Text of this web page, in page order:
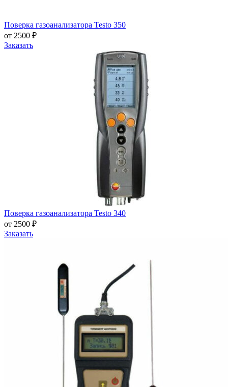
Поверка газоанализатора Testo 350
от 2500 ₽
Заказать
Поверка газоанализатора Testo 340
от 2500 ₽
Заказать